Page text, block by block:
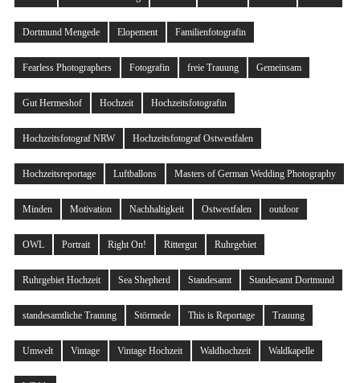
Dortmund Mengede Elopement Familienfotografin
Fearless Photographers Fotografin freie Trauung Gemeinsam
Gut Hermeshof Hochzeit Hochzeitsfotografin
Hochzeitsfotograf NRW Hochzeitsfotograf Ostwestfalen
Hochzeitsreportage Luftballons Masters of German Wedding Photography
Minden Motivation Nachhaltigkeit Ostwestfalen outdoor
OWL Portrait Right On! Rittergut Ruhrgebiet
Ruhrgebiet Hochzeit Sea Shepherd Standesamt Standesamt Dortmund
standesamtliche Trauung Störmede This is Reportage Trauung
Umwelt Vintage Vintage Hochzeit Waldhochzeit Waldkapelle